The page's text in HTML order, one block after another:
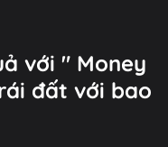
với " Money
đất với bao